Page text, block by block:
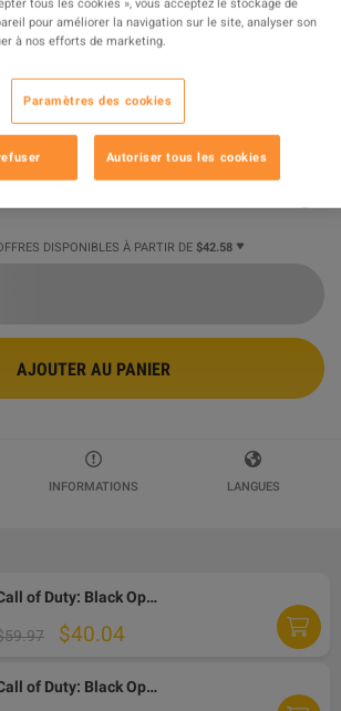
Account
OFFRE PROMUE
Vendu par Global Games
évaluations 1351830 sont excellentes
DISPONIBLES À PARTIR DE $42.58
AJOUTER AU PANIER
INFORMATIONS LANGUES
Call of Duty: Black Ops II - Season Pass DLC Steam Altergift
$40.04
Call of Duty: Black Ops II - Vengeance DLC Steam Altergift
tous les cookies », vous acceptez le stockage de
pour améliorer la navigation sur le site, analyser son
à nos efforts de marketing.
Paramètres des cookies
Autoriser tous les cookies